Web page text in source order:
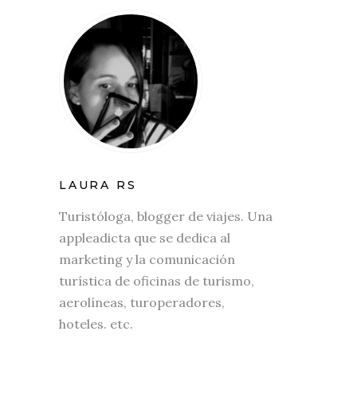
LAURA RS
Turistóloga, blogger de viajes. Una
appleadicta que se dedica al
marketing y la comunicación
turística de oficinas de turismo,
aerolíneas, turoperadores,
hoteles. etc.